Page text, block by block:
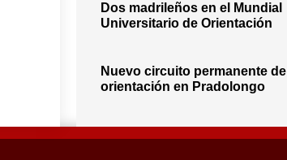
Dos madrileños en el Mundial
Universitario de Orientación
Nuevo circuito permanente de
orientación en Pradolongo